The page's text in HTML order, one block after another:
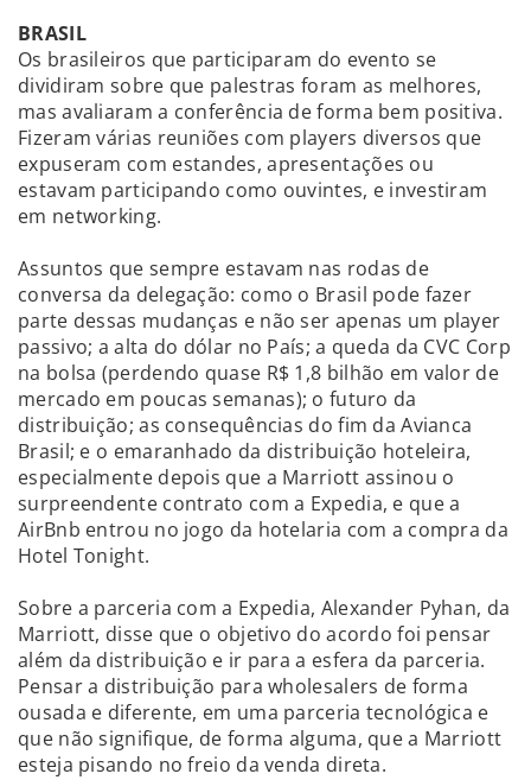
BRASIL
Os brasileiros que participaram do evento se
dividiram sobre que palestras foram as melhores,
mas avaliaram a conferência de forma bem positiva.
Fizeram várias reuniões com players diversos que
expuseram com estandes, apresentações ou
estavam participando como ouvintes, e investiram
em networking.
Assuntos que sempre estavam nas rodas de
conversa da delegação: como o Brasil pode fazer
parte dessas mudanças e não ser apenas um player
passivo; a alta do dólar no País; a queda da CVC Corp
na bolsa (perdendo quase R$ 1,8 bilhão em valor de
mercado em poucas semanas); o futuro da
distribuição; as consequências do fim da Avianca
Brasil; e o emaranhado da distribuição hoteleira,
especialmente depois que a Marriott assinou o
surpreendente contrato com a Expedia, e que a
AirBnb entrou no jogo da hotelaria com a compra da
Hotel Tonight.
Sobre a parceria com a Expedia, Alexander Pyhan, da
Marriott, disse que o objetivo do acordo foi pensar
além da distribuição e ir para a esfera da parceria.
Pensar a distribuição para wholesalers de forma
ousada e diferente, em uma parceria tecnológica e
que não signifique, de forma alguma, que a Marriott
esteja pisando no freio da venda direta.